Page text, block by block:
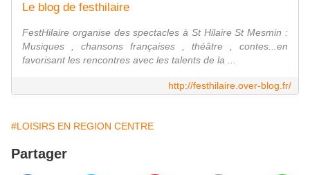
Le blog de festhilaire
FestHilaire organise des spectacles à St Hilaire St Mesmin :
Musiques , chansons françaises , théâtre , contes...en
favorisant les rencontres avec les talents de la ...
http://festhilaire.over-blog.fr/
#LOISIRS EN REGION CENTRE
Partager